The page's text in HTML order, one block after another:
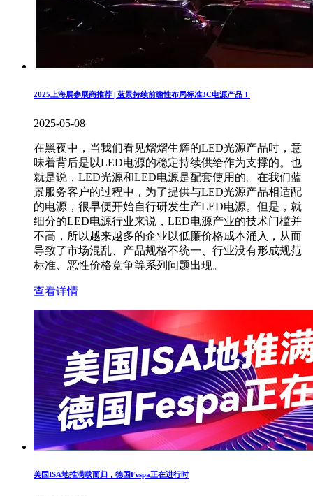
2025上海展参展商推荐 | 蓝景持续前瞻性布局标准3C电源产品！
2025-05-08
在黑夜中，当我们看见熠熠生辉的LED光源产品时，意
味着背后是以LED电源的稳定持续供给作为支撑的。也
就是说，LED光源和LED电源是配套使用的。在我们蓝
景服务客户的过程中，为了提供与LED光源产品相适配
的电源，很早便开始自行研发生产LED电源。但是，就
细分的LED电源行业来说，LED电源产业的技术门槛并
不高，所以越来越多的企业以低廉价格成本涌入，从而
导致了市场混乱、产品规格不统一、行业没有形成规范
标准、恶性价格竞争等系列问题出现。
查看详情
美国ISA地推满载而归，德国Fespa正在进行时